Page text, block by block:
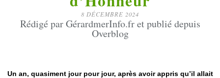
8 DÉCEMBRE 2024
Rédigé par GérardmerInfo.fr et publié depuis
Overblog
Un an, quasiment jour pour jour, après avoir appris qu’il allait